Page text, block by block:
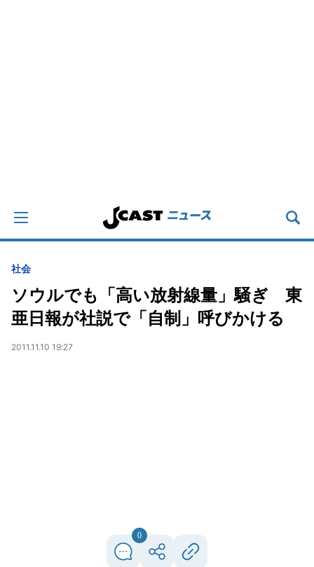
社会
ソウルでも「高い放射線量」騒ぎ 東
亜日報が社説で「自制」呼びかける
2011.11.10 19:27
0